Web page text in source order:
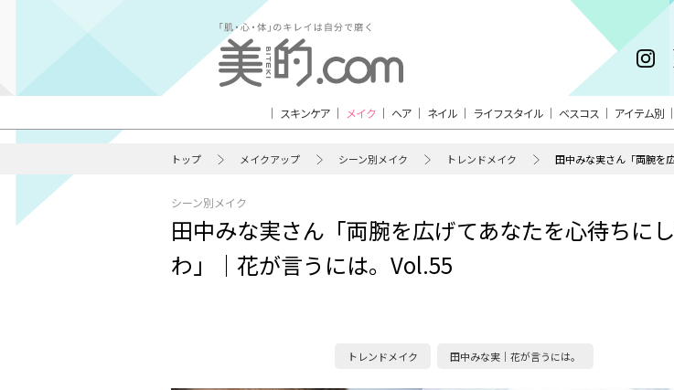
スキンケア メイク ヘア ネイル ライフスタイル ベスコス アイテム別
トップ メイクアップ シーン別メイク トレンドメイク 田中みな実さん「両腕を
シーン別メイク
田中みな実さん「両腕を広げてあなたを心待ちに
わ」｜花が言うには。Vol.55
トレンドメイク 田中みな実｜花が言うには。